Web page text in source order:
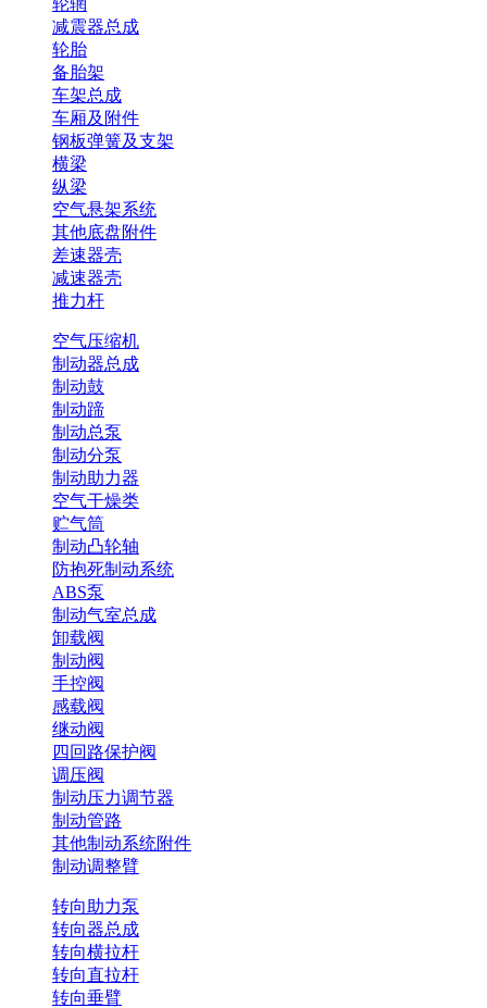
轮辋
减震器总成
轮胎
备胎架
车架总成
车厢及附件
钢板弹簧及支架
横梁
纵梁
空气悬架系统
其他底盘附件
差速器壳
减速器壳
推力杆
空气压缩机
制动器总成
制动鼓
制动蹄
制动总泵
制动分泵
制动助力器
空气干燥类
贮气筒
制动凸轮轴
防抱死制动系统
ABS泵
制动气室总成
卸载阀
制动阀
手控阀
感载阀
继动阀
四回路保护阀
调压阀
制动压力调节器
制动管路
其他制动系统附件
制动调整臂
转向助力泵
转向器总成
转向横拉杆
转向直拉杆
转向垂臂